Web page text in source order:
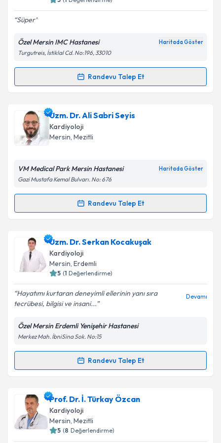
Kişisel verilerimin işlenmesine ilişkin
Metni'ni okudum ve kişisel verilerimin belirtilen
kapsamda işlenmesini kabul ediyorum.
Süper
Özel Mersin IMC Hastanesi Haritada Göster
Turgutreis, İstiklal Cd. No:196, 33010
Randevu Talep Et
Randevu Takvimi Talebi
Prof. Dr. Sedat Kalaycıoğluiçin randevu takvimi
talebi oluşturun. Size bu uzmandan randevu almanız
için bir takvim hazırlandığında e-posta ile
bilgilendireceğiz.
Kişisel verilerimin işlenmesine ilişkinAydınlatma
kapsamda işlenmesini kabul ediyorum.
Takvim Talebini Gönder
Uzm. Dr. Ali Sabri Seyis
Kardiyoloji
Mersin, Mezitli
VM Medical Park Mersin Hastanesi Haritada Göster
Gazi Mustafa Kemal Bulvarı. No: 676
Randevu Talep Et
Randevu Takvimi Talebi
Uzm. Dr. Ali Sabri Seyisiçin randevu takvimi talebi
oluşturun. Size bu uzmandan randevu almanız için bir
takvim hazırlandığında e-posta ile bilgilendireceğiz.
Kişisel verilerimin işlenmesine ilişkin
Metni'ni okudum ve kişisel verilerimin belirtilen
kapsamda işlenmesini kabul ediyorum.
Uzm. Dr. Serkan Kocakuşak
Kardiyoloji
Mersin, Erdemli
5 (1 Değerlendirme)
Hayatımı kurtaran deneyimli ellerinin yanı sıra
tecrübesi, bilgisi ve insani...
Devamı
Özel Mersin Erdemli Yenişehir Hastanesi
Merkez Mah. İbniSina Sok. No:15
Randevu Talep Et
Randevu Takvimi Talebi
Uzm. Dr. Serkan Kocakuşakiçin randevu takvimi
talebi oluşturun. Size bu uzmandan randevu almanız
için bir takvim hazırlandığında e-posta ile
bilgilendireceğiz.
Prof. Dr. İ. Türkay Özcan
Kardiyoloji
Mersin, Mezitli
5 (8 Değerlendirme)